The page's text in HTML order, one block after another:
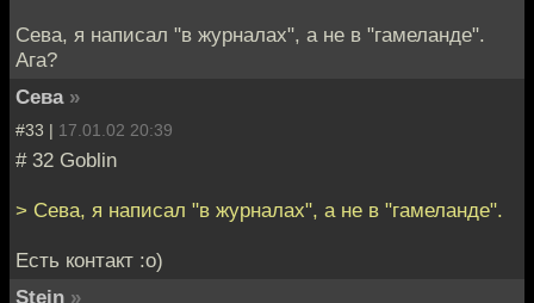
Сева, я написал "в журналах", а не в "гамеланде".
Ага?
Сева »
#33 | 17.01.02 20:39
# 32 Goblin
> Сева, я написал "в журналах", а не в "гамеланде".
Есть контакт :о)
Stein »